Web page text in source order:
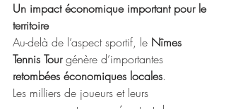
Un impact économique important pour le
territoire
Au-delà de l’aspect sportif, le Nîmes
Tennis Tour génère d’importantes
retombées économiques locales.
Les milliers de joueurs et leurs